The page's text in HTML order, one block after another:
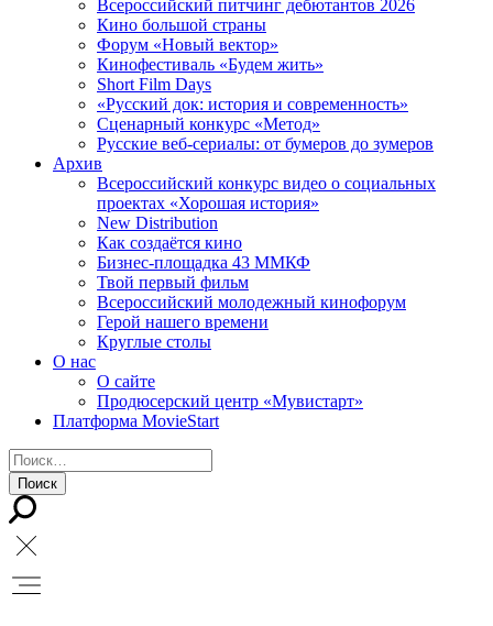
Всероссийский питчинг дебютантов 2026
Кино большой страны
Форум «Новый вектор»
Кинофестиваль «Будем жить»
Short Film Days
«Русский док: история и современность»
Сценарный конкурс «Метод»
Русские веб-сериалы: от бумеров до зумеров
Архив
Всероссийский конкурс видео о социальных
проектах «Хорошая история»
New Distribution
Как создаётся кино
Бизнес-площадка 43 ММКФ
Твой первый фильм
Всероссийский молодежный кинофорум
Герой нашего времени
Круглые столы
О нас
О сайте
Продюсерский центр «Мувистарт»
Платформа MovieStart